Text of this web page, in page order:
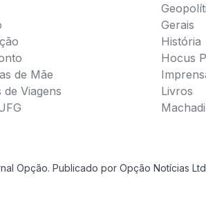
de Mãe
de Viagens
Gerais
História
Hocus
Livros
Opção. Publicado por Opção Notícias